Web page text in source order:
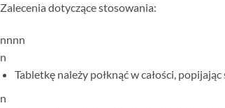
Zalecenia dotyczące stosowania:
nnnn
n
Tabletkę należy połknąć w całości,
n